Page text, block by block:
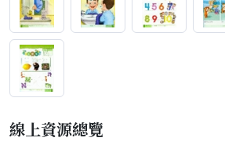
線上資源總覽